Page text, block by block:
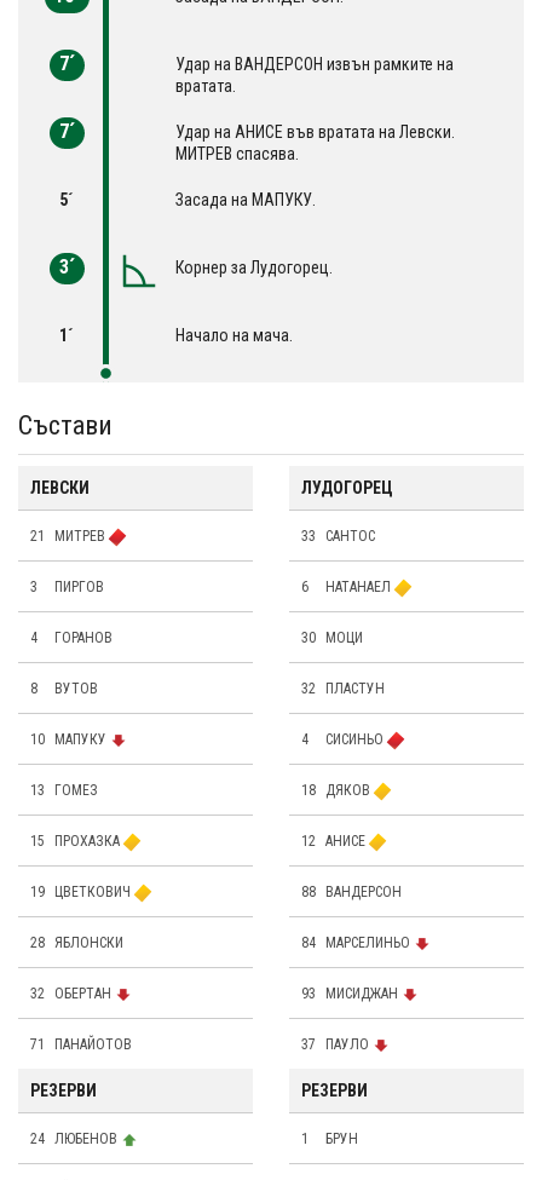
7´
Удар на ВАНДЕРСОН извън рамките на
вратата.
7´
Удар на АНИСЕ във вратата на Левски.
МИТРЕВ спасява.
5´ Засада на МАПУКУ.
3´ Корнер за Лудогорец.
1´ Начало на мача.
Състави
ЛЕВСКИ
21 МИТРЕВ
3 ПИРГОВ
4 ГОРАНОВ
8 ВУТОВ
10 МАПУКУ
13 ГОМЕЗ
15 ПРОХАЗКА
19 ЦВЕТКОВИЧ
28 ЯБЛОНСКИ
32 ОБЕРТАН
71 ПАНАЙОТОВ
РЕЗЕРВИ
24 ЛЮБЕНОВ
ЛУДОГОРЕЦ
33 САНТОС
6 НАТАНАЕЛ
30 МОЦИ
32 ПЛАСТУН
4 СИСИНЬО
18 ДЯКОВ
12 АНИСЕ
88 ВАНДЕРСОН
84 МАРСЕЛИНЬО
93 МИСИДЖАН
37 ПАУЛО
РЕЗЕРВИ
1 БРУН